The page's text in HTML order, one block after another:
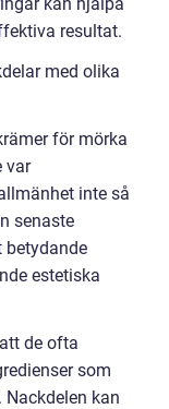
resultat.
med olika
för mörka
var
inte så
senaste
betydande
estetiska
de ofta
som
kan